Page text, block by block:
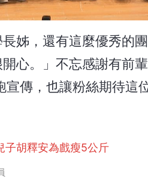
姊，還有這麼優秀的
心。」不忘感謝有前
傳，也讓粉絲期待這
子胡釋安為戲瘦5公斤